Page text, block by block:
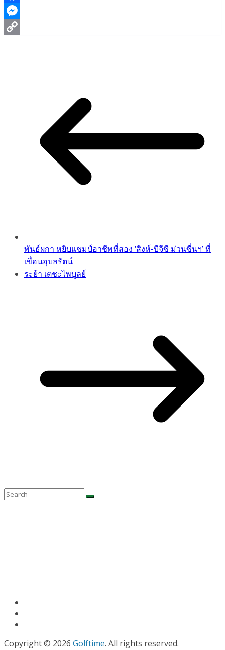
Facebook
Messenger
พันธ์ผกา หยิบแชมป์อาชีพที่สอง ‘สิงห์-บีจีซี ม่วนซื่นฯ’ ที่
เขื่อนอุบลรัตน์
ระย้า เตชะไพบูลย์
Copyright © 2026 Golftime. All rights reserved.